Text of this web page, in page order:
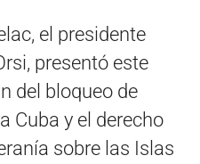
el presidente
presentó este
del bloqueo de
Cuba y el derecho
sobre las Islas